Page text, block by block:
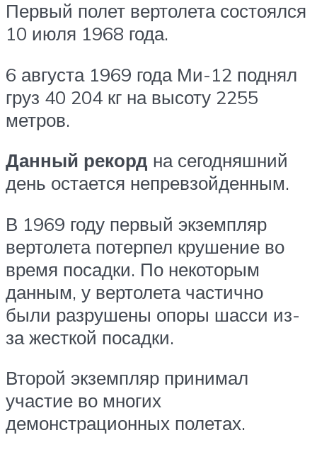
Первый полет вертолета состоялся
10 июля 1968 года.
6 августа 1969 года Ми-12 поднял
груз 40 204 кг на высоту 2255
метров.
Данный рекорд на сегодняшний
день остается непревзойденным.
В 1969 году первый экземпляр
вертолета потерпел крушение во
время посадки. По некоторым
данным, у вертолета частично
были разрушены опоры шасси из-
за жесткой посадки.
Второй экземпляр принимал
участие во многих
демонстрационных полетах.